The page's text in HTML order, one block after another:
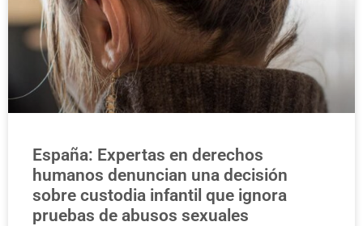
España: Expertas en derechos
humanos denuncian una decisión
sobre custodia infantil que ignora
pruebas de abusos sexuales